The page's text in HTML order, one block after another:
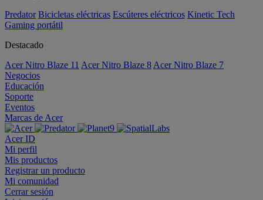
Predator Bicicletas eléctricas Escúteres eléctricos Kinetic Tech
Gaming portátil
Destacado
Acer Nitro Blaze 11 Acer Nitro Blaze 8 Acer Nitro Blaze 7
Negocios
Educación
Soporte
Eventos
Marcas de Acer
Acer ID
Mi perfil
Mis productos
Registrar un producto
Mi comunidad
Cerrar sesión